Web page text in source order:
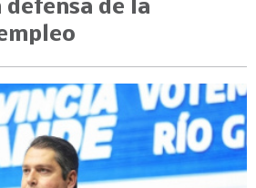
de la